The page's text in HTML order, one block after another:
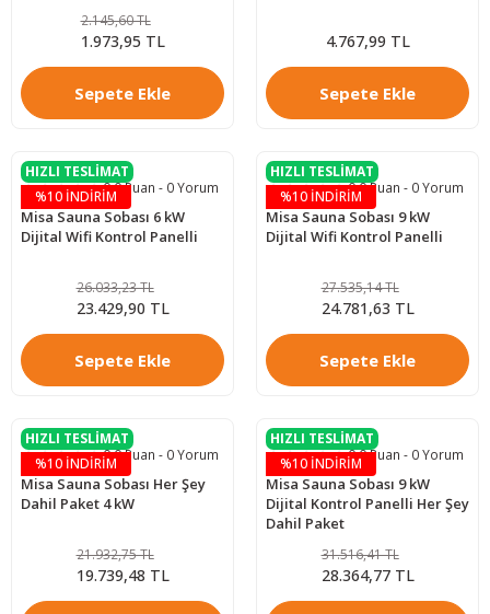
2.145,60 TL
1.973,95 TL
Sepete Ekle
4.767,99 TL
Sepete Ekle
HIZLI TESLİMAT
%10 İNDİRİM
0.0 Puan - 0 Yorum
Misa Sauna Sobası 6 kW
Dijital Wifi Kontrol Panelli
26.033,23 TL
23.429,90 TL
Sepete Ekle
HIZLI TESLİMAT
%10 İNDİRİM
0.0 Puan - 0 Yorum
Misa Sauna Sobası 9 kW
Dijital Wifi Kontrol Panelli
27.535,14 TL
24.781,63 TL
Sepete Ekle
HIZLI TESLİMAT
%10 İNDİRİM
0.0 Puan - 0 Yorum
Misa Sauna Sobası Her Şey
Dahil Paket 4 kW
21.932,75 TL
19.739,48 TL
HIZLI TESLİMAT
%10 İNDİRİM
0.0 Puan - 0 Yorum
Misa Sauna Sobası 9 kW
Dijital Kontrol Panelli Her Şey
Dahil Paket
31.516,41 TL
28.364,77 TL